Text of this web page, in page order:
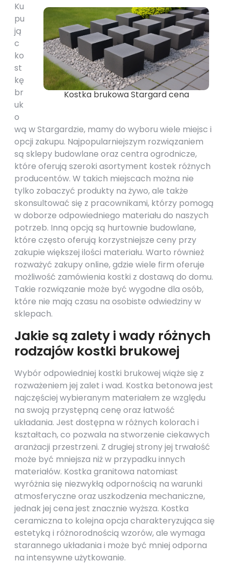
Kostka brukowa Stargard cena
Ku
pu
ją
c
ko
st
kę
br
uk
o
wą w Stargardzie, mamy do wyboru wiele miejsc i
opcji zakupu. Najpopularniejszym rozwiązaniem
są sklepy budowlane oraz centra ogrodnicze,
które oferują szeroki asortyment kostek różnych
producentów. W takich miejscach można nie
tylko zobaczyć produkty na żywo, ale także
skonsultować się z pracownikami, którzy pomogą
w doborze odpowiedniego materiału do naszych
potrzeb. Inną opcją są hurtownie budowlane,
które często oferują korzystniejsze ceny przy
zakupie większej ilości materiału. Warto również
rozważyć zakupy online, gdzie wiele firm oferuje
możliwość zamówienia kostki z dostawą do domu.
Takie rozwiązanie może być wygodne dla osób,
które nie mają czasu na osobiste odwiedziny w
sklepach.
Jakie są zalety i wady różnych
rodzajów kostki brukowej
Wybór odpowiedniej kostki brukowej wiąże się z
rozważeniem jej zalet i wad. Kostka betonowa jest
najczęściej wybieranym materiałem ze względu
na swoją przystępną cenę oraz łatwość
układania. Jest dostępna w różnych kolorach i
kształtach, co pozwala na stworzenie ciekawych
aranżacji przestrzeni. Z drugiej strony jej trwałość
może być mniejsza niż w przypadku innych
materiałów. Kostka granitowa natomiast
wyróżnia się niezwykłą odpornością na warunki
atmosferyczne oraz uszkodzenia mechaniczne,
jednak jej cena jest znacznie wyższa. Kostka
ceramiczna to kolejna opcja charakteryzująca się
estetyką i różnorodnością wzorów, ale wymaga
starannego układania i może być mniej odporna
na intensywne użytkowanie.